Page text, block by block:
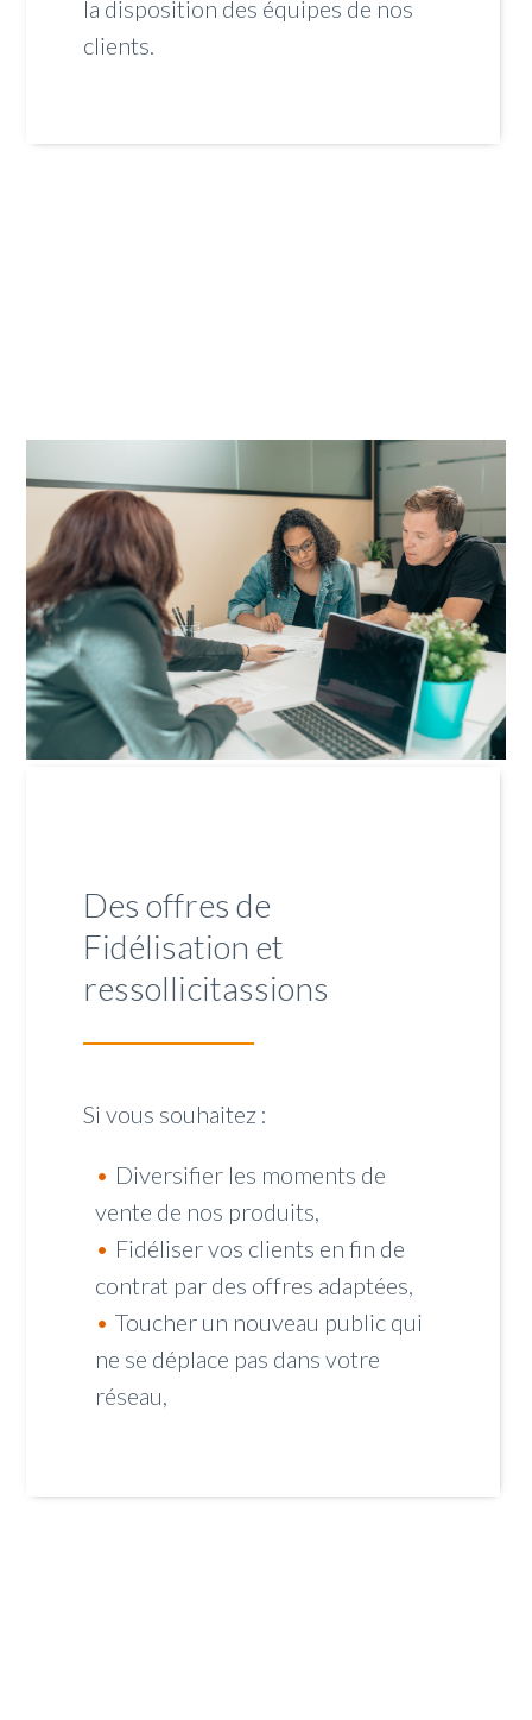
la disposition des équipes de nos
clients.
Des offres de
Fidélisation et
ressollicitassions
Si vous souhaitez :
Diversifier les moments de
vente de nos produits,
Fidéliser vos clients en fin de
contrat par des offres adaptées,
Toucher un nouveau public qui
ne se déplace pas dans votre
réseau,